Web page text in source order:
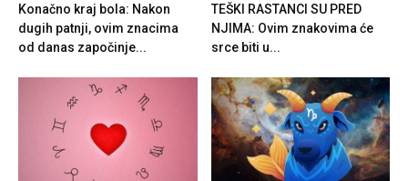
Konačno kraj bola: Nakon
dugih patnji, ovim znacima
od danas započinje...
TEŠKI RASTANCI SU PRED
NJIMA: Ovim znakovima će
srce biti u...